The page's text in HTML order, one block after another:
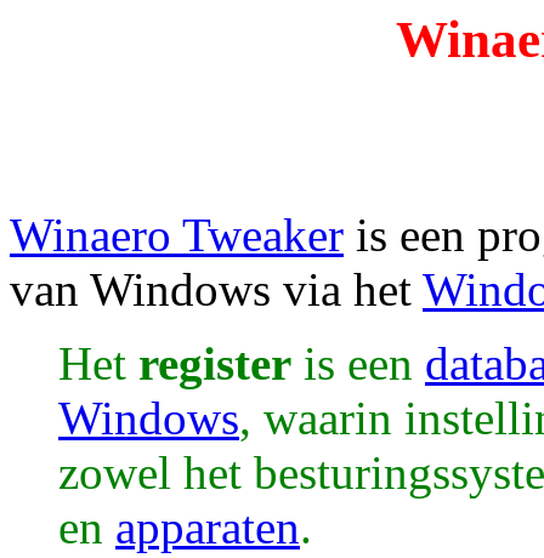
Winaero Tweaker is een
van Windows via het
Het register is een
Windows, waarin
zowel het
en apparaten.